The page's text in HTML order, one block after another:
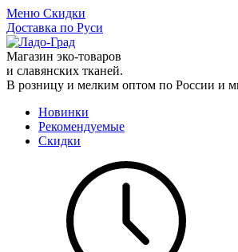
Меню Скидки
Доставка по Руси
Магазин эко-товаров
и славянских тканей.
В розницу и мелким оптом по России и
Новинки
Рекомендуемые
Скидки